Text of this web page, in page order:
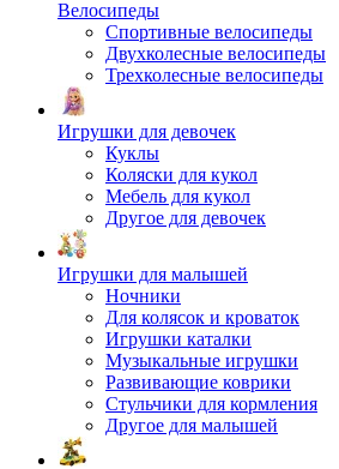
Велосипеды
Спортивные велосипеды
Двухколесные велосипеды
Трехколесные велосипеды
Игрушки для девочек
Куклы
Коляски для кукол
Мебель для кукол
Другое для девочек
Игрушки для малышей
Ночники
Для колясок и кроваток
Игрушки каталки
Музыкальные игрушки
Развивающие коврики
Стульчики для кормления
Другое для малышей